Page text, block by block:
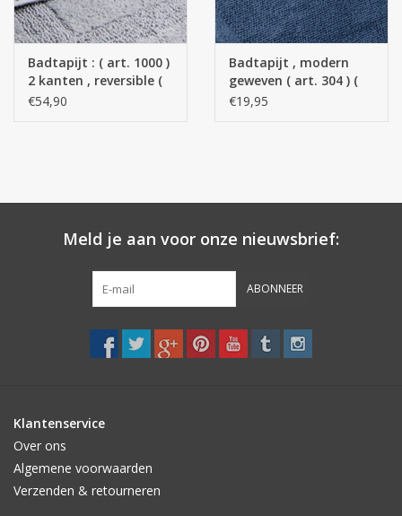
Badtapijt : ( art. 1000 )
2 kanten , reversible (
100 % gekampt
€54,90
Badtapijt , modern
geweven ( art. 304 ) (
100 % katoen )
€19,95
Meld je aan voor onze nieuwsbrief:
ABONNEER
Klantenservice
Over ons
Algemene voorwaarden
Verzenden & retourneren